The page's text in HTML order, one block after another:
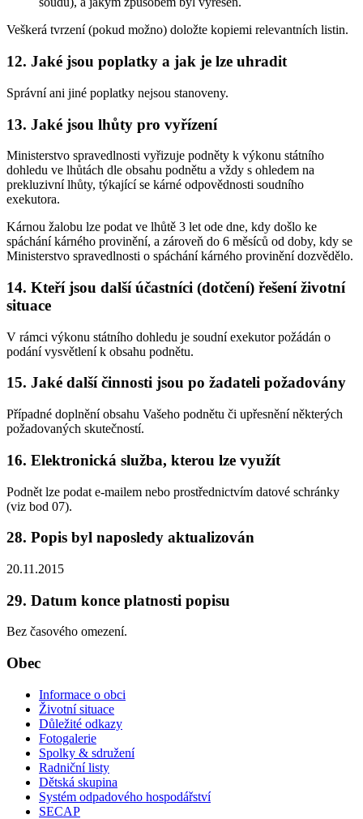
Veškerá tvrzení (pokud možno) doložte kopiemi relevantních listin.
12. Jaké jsou poplatky a jak je lze uhradit
Správní ani jiné poplatky nejsou stanoveny.
13. Jaké jsou lhůty pro vyřízení
Ministerstvo spravedlnosti vyřizuje podněty k výkonu státního
dohledu ve lhůtách dle obsahu podnětu a vždy s ohledem na
prekluzivní lhůty, týkající se kárné odpovědnosti soudního
exekutora.
Kárnou žalobu lze podat ve lhůtě 3 let ode dne, kdy došlo ke
spáchání kárného provinění, a zároveň do 6 měsíců od doby, kdy se
Ministerstvo spravedlnosti o spáchání kárného provinění dozvědělo.
14. Kteří jsou další účastníci (dotčení) řešení životní
situace
V rámci výkonu státního dohledu je soudní exekutor požádán o
podání vysvětlení k obsahu podnětu.
15. Jaké další činnosti jsou po žadateli požadovány
Případné doplnění obsahu Vašeho podnětu či upřesnění některých
požadovaných skutečností.
16. Elektronická služba, kterou lze využít
Podnět lze podat e-mailem nebo prostřednictvím datové schránky
(viz bod 07).
28. Popis byl naposledy aktualizován
20.11.2015
29. Datum konce platnosti popisu
Bez časového omezení.
Obec
Informace o obci
Životní situace
Důležité odkazy
Fotogalerie
Spolky & sdružení
Radniční listy
Dětská skupina
Systém odpadového hospodářství
SECAP